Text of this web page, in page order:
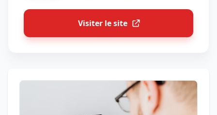
Visiter le site